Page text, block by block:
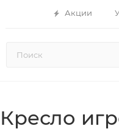
Акции
Кресло